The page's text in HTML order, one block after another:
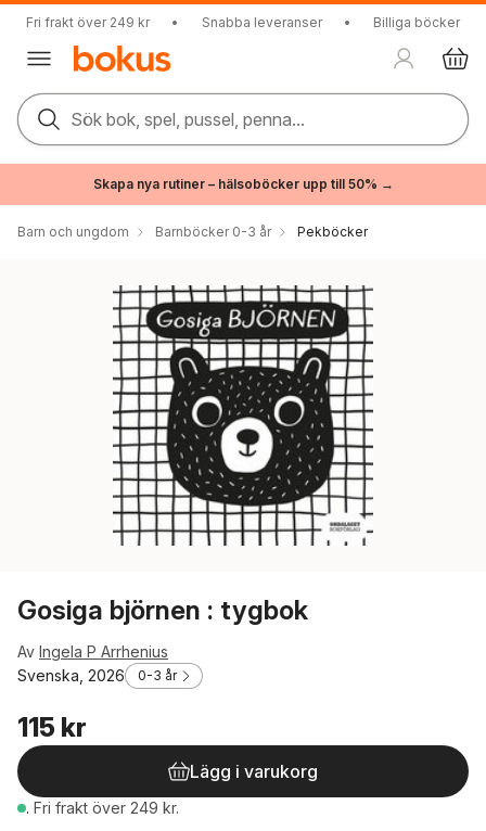
Fri frakt över 249 kr • Snabba leveranser • Billiga böcker
Sök bok, spel, pussel, penna...
Skapa nya rutiner – hälsoböcker upp till 50% →
Barn och ungdom Barnböcker 0-3 år Pekböcker
Gosiga björnen : tygbok
Av Ingela P Arrhenius
Svenska, 2026
0-3 år
115 kr
Lägg i varukorg
. Fri frakt över 249 kr.